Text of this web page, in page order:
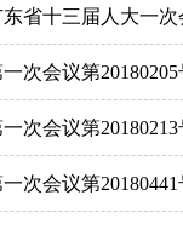
省十三届人大一
次会议第
次会议第
次会议第